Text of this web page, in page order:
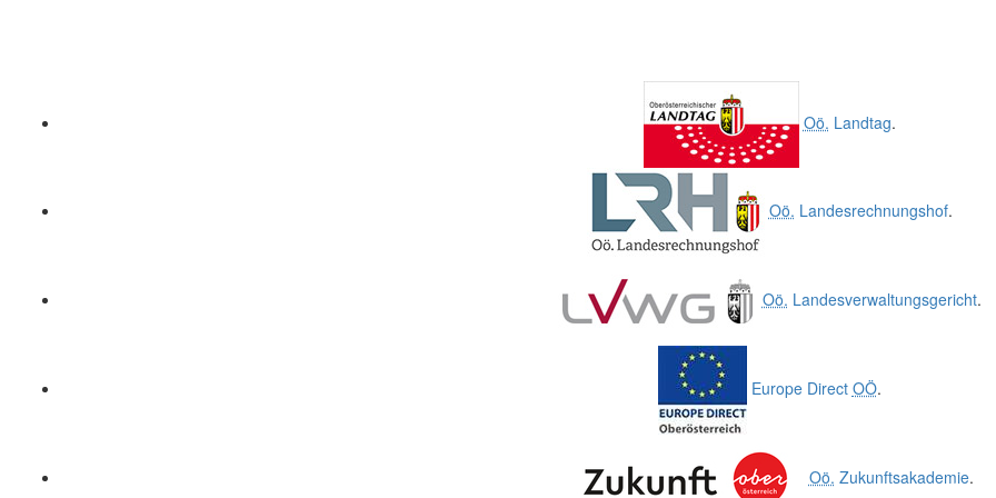
Oö. Landtag.
Oö. Landesrechnungshof.
Oö. Landesverwaltungsgericht.
Europe Direct OÖ.
Oö. Zukunftsakademie.